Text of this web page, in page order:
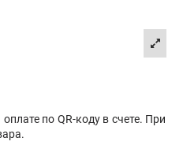
по QR-коду в счете. При